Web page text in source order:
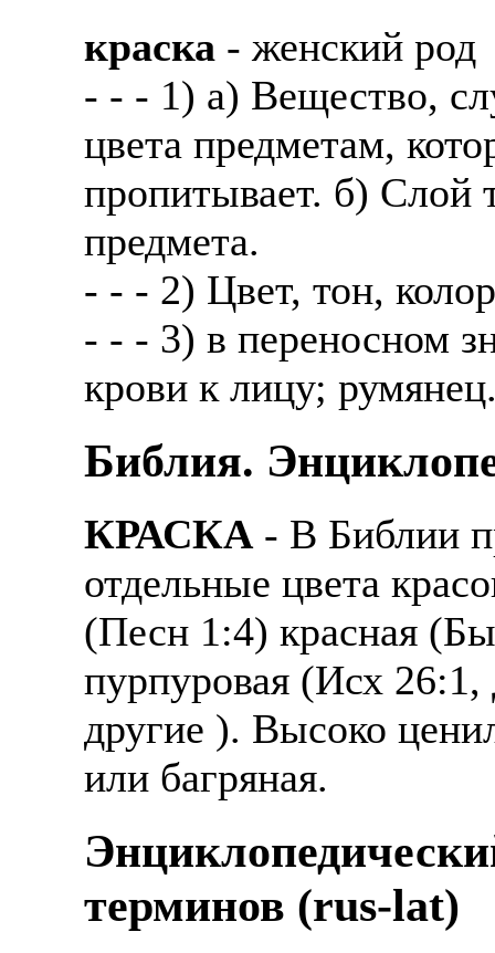
краска - женский род
- - - 1) а) Вещество,
цвета предметам,
пропитывает. б) Слой
предмета.
- - - 2) Цвет, тон,
- - - 3) в переносном
крови к лицу;
Библия.
КРАСКА - В Библии
отдельные цвета
(Песн 1:4) красная
пурпуровая (Исх
другие ). Высоко
или багряная.
терминов (rus-lat)